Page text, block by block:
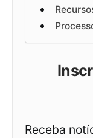
Receba